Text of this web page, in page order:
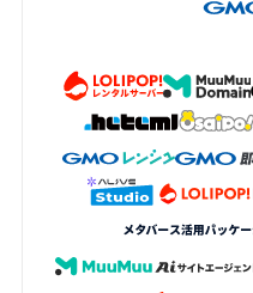
当社は、申込者
合、当該審査のた
める場合がありま
資料の提出を求
に指定された資料
加申込を承諾せ